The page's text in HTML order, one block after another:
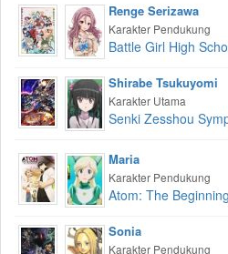
Renge Serizawa
Karakter Pendukung
Battle Girl High
Shirabe Tsukuyomi
Karakter Utama
Senki Zesshou
Maria
Karakter Pendukung
Atom: The Beginning
Sonia
Karakter Pendukung